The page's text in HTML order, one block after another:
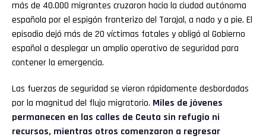
más de 40.000 migrantes cruzaron hacia la ciudad autónoma
española por el espigón fronterizo del Tarajal, a nado y a pie. El
episodio dejó más de 20 víctimas fatales y obligó al Gobierno
español a desplegar un amplio operativo de seguridad para
contener la emergencia.
Las fuerzas de seguridad se vieron rápidamente desbordadas
por la magnitud del flujo migratorio. Miles de jóvenes
permanecen en las calles de Ceuta sin refugio ni
recursos, mientras otros comenzaron a regresar